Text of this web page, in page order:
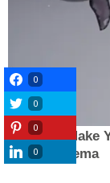
0
0
0
0